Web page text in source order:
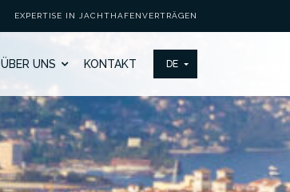
EXPERTISE IN JACHTHAFENVERTRÄGEN
ÜBER UNS KONTAKT